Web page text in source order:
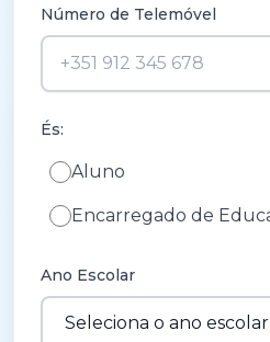
Número de Telemóvel
És:
Aluno
Encarregado de
Ano Escolar